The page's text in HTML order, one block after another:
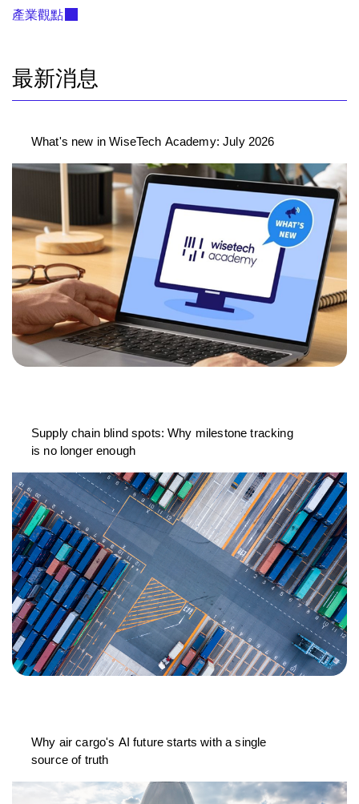
產業觀點
最新消息
What's new in WiseTech Academy: July 2026
Supply chain blind spots: Why milestone tracking
is no longer enough
Why air cargo's AI future starts with a single
source of truth